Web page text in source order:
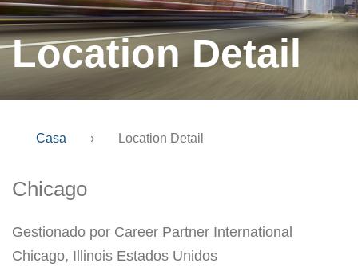
Location Detail
Casa › Location Detail
Chicago
Gestionado por Career Partner International
Chicago, Illinois Estados Unidos